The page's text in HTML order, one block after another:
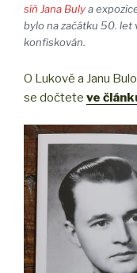
síň Jana Bulya
bylo na začátku 50. let
konfiskován.
O Lukově a Janu
se dočtete ve